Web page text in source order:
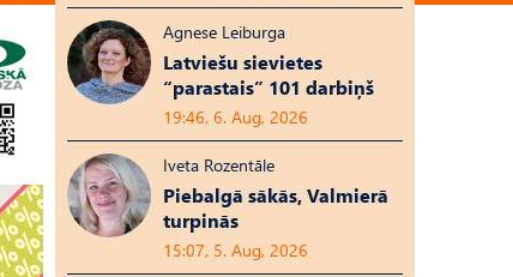
Agnese Leiburga
Latviešu sievietes
“parastais” 101 darbiņš
19:46, 6. Aug, 2026
Iveta Rozentāle
Piebalgā sākās, Valmierā
turpinās
15:07, 5. Aug, 2026